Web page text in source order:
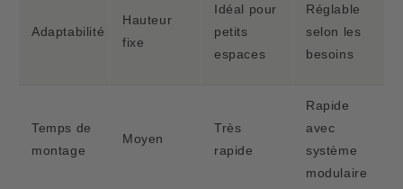
Adaptabilité
Hauteur
fixe
Idéal pour
petits
espaces
Réglable
selon les
besoins
Temps de
montage
Moyen
Très
rapide
Rapide
avec
système
modulaire